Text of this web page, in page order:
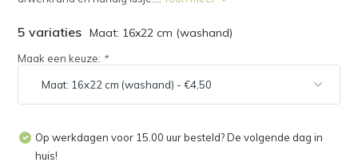
5 variaties Maat: 16x22 cm (washand)
Maak een keuze: *
Op werkdagen voor 15.00 uur besteld? De volgende dag in
huis!